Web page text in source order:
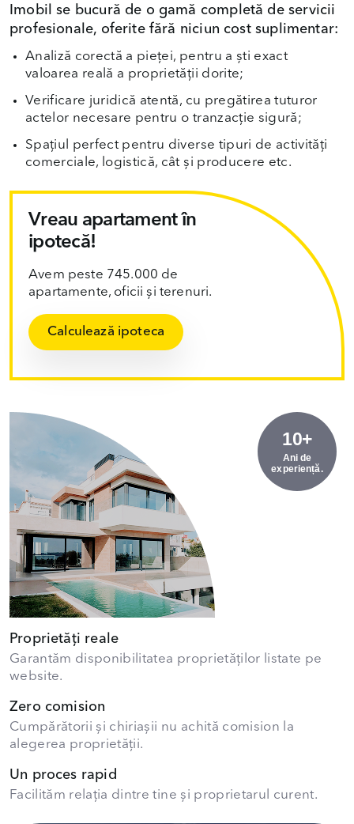
Imobil se bucură de o gamă completă de servicii
profesionale, oferite fără niciun cost suplimentar:
Analiză corectă a pieței, pentru a ști exact
valoarea reală a proprietății dorite;
Verificare juridică atentă, cu pregătirea tuturor
actelor necesare pentru o tranzacție sigură;
Spațiul perfect pentru diverse tipuri de activități
comerciale, logistică, cât și producere etc.
Vreau apartament în
ipotecă!
Avem peste 745.000 de
apartamente, oficii și terenuri.
Calculează ipoteca
10+
Ani de
experiență.
Proprietăți reale
Garantăm disponibilitatea proprietăților listate pe
website.
Zero comision
Cumpărătorii și chiriașii nu achită comision la
alegerea proprietății.
Un proces rapid
Facilităm relația dintre tine și proprietarul curent.